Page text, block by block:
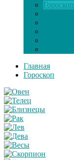
Гороскоп
Главная
Гороскоп